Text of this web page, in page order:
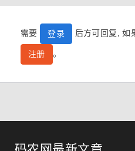
需要 登录 后方可回复, 如
注册 。